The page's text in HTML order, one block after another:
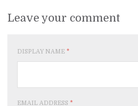
Leave your comment
DISPLAY NAME *
EMAIL ADDRESS *